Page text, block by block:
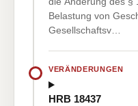
Belastung von
Gesellschaftsv…
VERÄNDERUNGEN
HRB 18437